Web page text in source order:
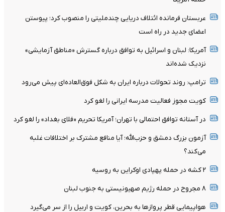
عربستان فرمانده ائتلاف دریایی چندملیتی را منصوب کرد؛ پیوستن
اعضای جدید در راه است
آمریکا: لبنان و اسرائیل به توافق درباره گسترش «مناطق آزمایشی»
نزدیک شده‌اند
ترامپ: روند تحولات درباره ایران به شکل فوق‌العاده‌ای پیش می‌رود
کویت مجوز فعالیت مدرسه ایرانی را لغو کرد
در آستانه توافق احتمالی با تهران؛ آمریکا تحریم «فلای بغداد» را لغو کرد
آزمون بزرگ دمشق و حزب‌الله؛ آیا منافع مشترک بر اختلافات غلبه
می‌کند؟
۲ کشه در حمله پهپادی اوکراین به روسیه
۸ مجروح در حمله رژیم صهیونیستی به جنوب لبنان
هواپیمایی قطر پروازها به بحرین، کویت و اربیل را از سر می‌گیرد